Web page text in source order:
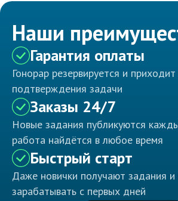
Наши
Гарантия оплаты
Гонорар резервируется и
подтверждения задачи
Заказы 24/7
Новые задания публикуются
работа найдётся в любое время
Быстрый старт
Даже новички получают задания
зарабатывать с первых дней